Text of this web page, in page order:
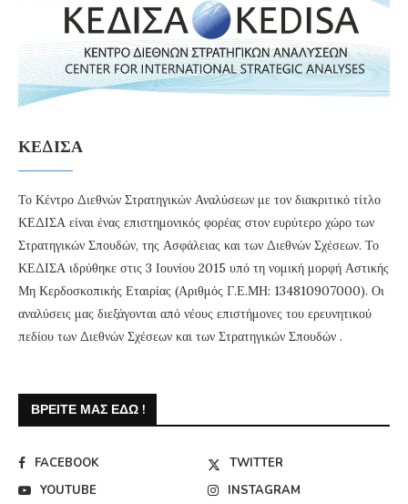
ΚΕΔΙΣΑ
Το Κέντρο Διεθνών Στρατηγικών Αναλύσεων με τον διακριτικό τίτλο
ΚΕΔΙΣΑ είναι ένας επιστημονικός φορέας στον ευρύτερο χώρο των
Στρατηγικών Σπουδών, της Ασφάλειας και των Διεθνών Σχέσεων. Το
ΚΕΔΙΣΑ ιδρύθηκε στις 3 Ιουνίου 2015 υπό τη νομική μορφή Αστικής
Μη Κερδοσκοπικής Εταιρίας (Αριθμός Γ.Ε.ΜΗ: 134810907000). Οι
αναλύσεις μας διεξάγονται από νέους επιστήμονες του ερευνητικού
πεδίου των Διεθνών Σχέσεων και των Στρατηγικών Σπουδών .
ΒΡΕΊΤΕ ΜΑΣ ΕΔΏ !
FACEBOOK
TWITTER
YOUTUBE
INSTAGRAM